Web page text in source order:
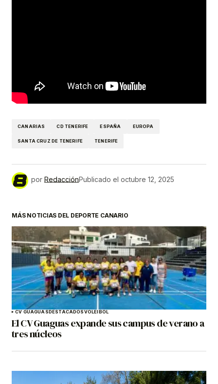
CANARIAS CD TENERIFE ESPAÑA EUROPA
SANTA CRUZ DE TENERIFE TENERIFE
por RedacciónPublicado el octubre 12, 2025
MÁS NOTICIAS DEL DEPORTE CANARIO
CV GUAGUASDESTACADOSVOLEIBOL
El CV Guaguas expande sus campus de verano a
tres núcleos